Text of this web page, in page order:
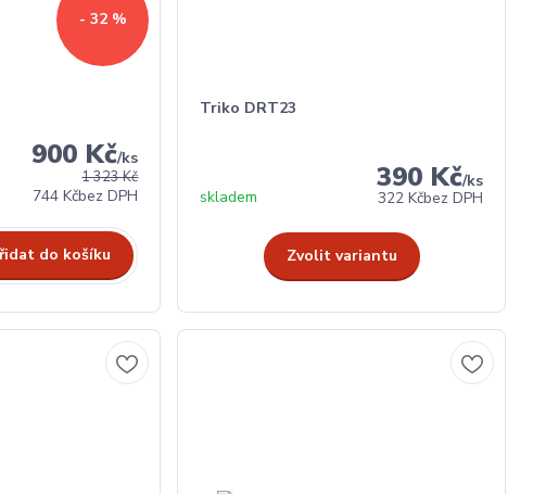
- 32 %
1 323 Kč
900 Kč/ks
744 Kčbez DPH
do košíku
Triko DRT23
390 Kč/ks
322 Kčbez DPH
skladem
Zvolit variantu